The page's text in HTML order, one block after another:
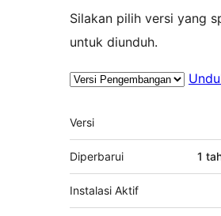
Silakan pilih versi yang
untuk diunduh.
Meta
Versi
Diperbarui 1
Instalasi Aktif